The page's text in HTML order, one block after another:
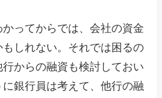
ってからでは、会社の資金
しれない。それでは困るの
からの融資も検討しておい
銀行員は考えて、他行の融